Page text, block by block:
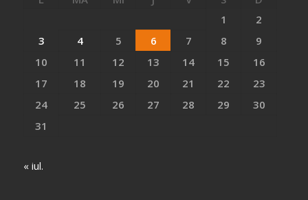
1
2
3
4 5 6 7 8
9
10
11 12 13 14 15
16
17
18 19 20 21 22
23
24
25 26 27 28 29
30
31
« iul.